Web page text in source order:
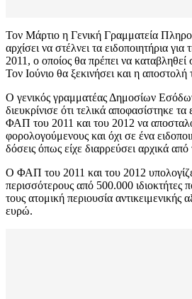
Τον Μάρτιο η Γενική Γραμματεία
αρχίσει να στέλνει τα ειδοποιητήρια
2011, ο οποίος θα πρέπει να καταβληθεί
Τον Ιούνιο θα ξεκινήσει και η
Ο γενικός γραμματέας Δημοσίων
διευκρίνισε ότι τελικά αποφασίστηκε τα
ΦΑΠ του 2011 και του 2012 να
φορολογούμενους και όχι σε ένα
δόσεις όπως είχε διαρρεύσει αρχικά από
Ο ΦΑΠ του 2011 και του 2012
περισσότερους από 500.000 ιδιοκτήτες
τους ατομική περιουσία
ευρώ.